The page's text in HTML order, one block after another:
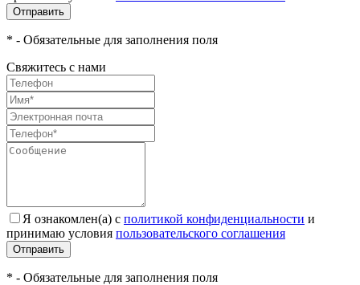
Отправить
* - Обязательные для заполнения поля
Свяжитесь с нами
Я ознакомлен(а) с политикой конфиденциальности и
принимаю условия пользовательского соглашения
Отправить
* - Обязательные для заполнения поля